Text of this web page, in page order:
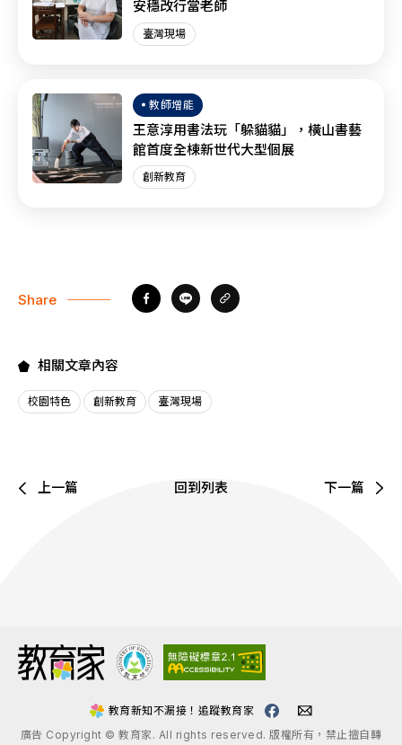
安穩改行當老師
臺灣現場
教師增能
王意淳用書法玩「躲貓貓」，橫山書藝
館首度全棟新世代大型個展
創新教育
Share
相關文章內容
校園特色 創新教育 臺灣現場
上一篇 回到列表 下一篇
廣告 Copyright © 教育家. All rights reserved. 版權所有，禁止擅自轉
教育新知不漏接！追蹤教育家